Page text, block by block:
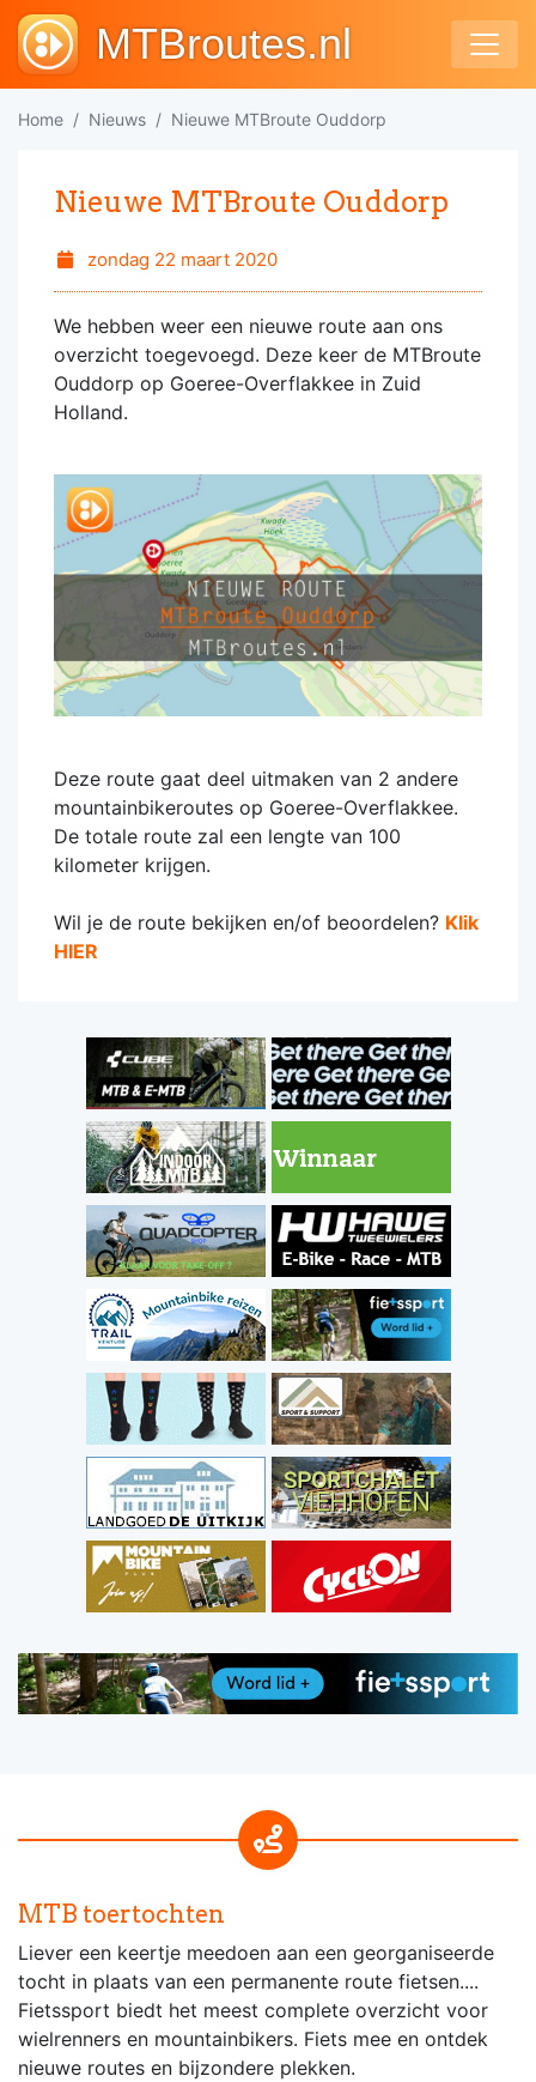
MTBroutes.nl
Home Nieuws Nieuwe MTBroute Ouddorp
Nieuwe MTBroute Ouddorp
zondag 22 maart 2020
We hebben weer een nieuwe route aan ons
overzicht toegevoegd. Deze keer de MTBroute
Ouddorp op Goeree-Overflakkee in Zuid
Holland.
Deze route gaat deel uitmaken van 2 andere
mountainbikeroutes op Goeree-Overflakkee.
De totale route zal een lengte van 100
kilometer krijgen.
Wil je de route bekijken en/of beoordelen? Klik
HIER
MTB toertochten
Liever een keertje meedoen aan een georganiseerde
tocht in plaats van een permanente route fietsen....
Fietssport biedt het meest complete overzicht voor
wielrenners en mountainbikers. Fiets mee en ontdek
nieuwe routes en bijzondere plekken.